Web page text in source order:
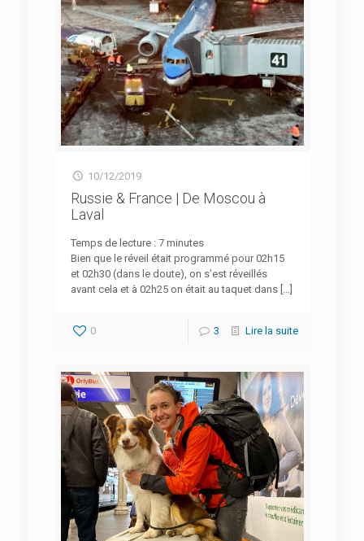
10/12/2019
Russie & France | De Moscou à
Laval
Temps de lecture : 7 minutes
Bien que le réveil était programmé pour 02h15
et 02h30 (dans le doute), on s’est réveillés
avant cela et à 02h25 on était au taquet dans[…]
0 3 Lire la suite